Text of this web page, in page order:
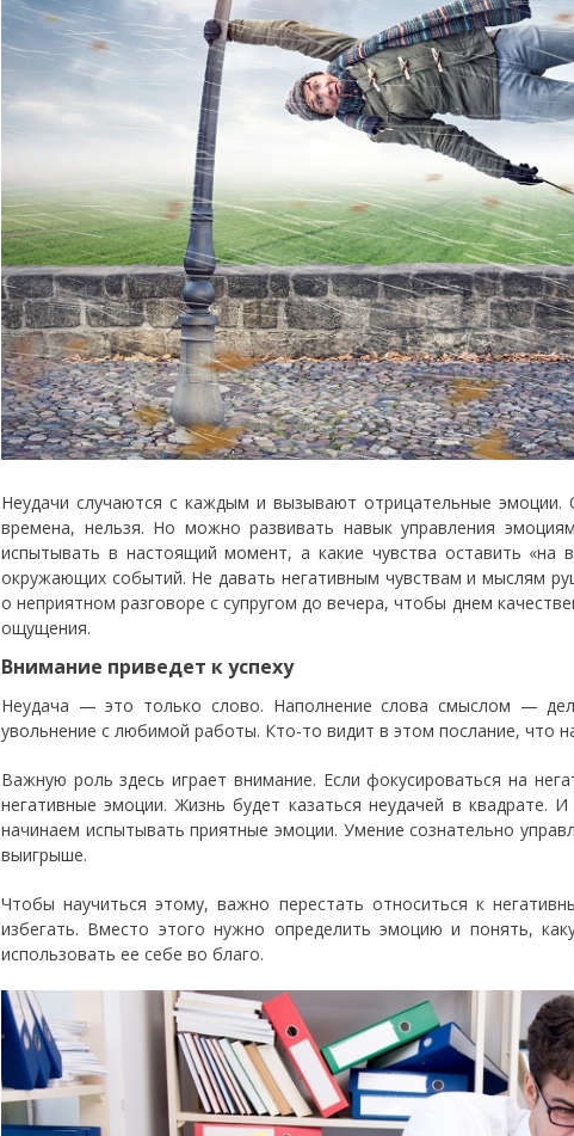
Неудачи случаются с каждым и вызывают отрицательные эмоции.
времена, нельзя. Но можно развивать навык управления
испытывать в настоящий момент, а какие чувства оставить «на
окружающих событий. Не давать негативным чувствам и мыслям
о неприятном разговоре с супругом до вечера, чтобы днем
ощущения.
Внимание приведет к успеху
Неудача — это только слово. Наполнение слова смыслом —
увольнение с любимой работы. Кто-то видит в этом послание, что
Важную роль здесь играет внимание. Если фокусироваться на
негативные эмоции. Жизнь будет казаться неудачей в квадрате.
начинаем испытывать приятные эмоции. Умение сознательно
выигрыше.
Чтобы научиться этому, важно перестать относиться к
избегать. Вместо этого нужно определить эмоцию и понять,
использовать ее себе во благо.